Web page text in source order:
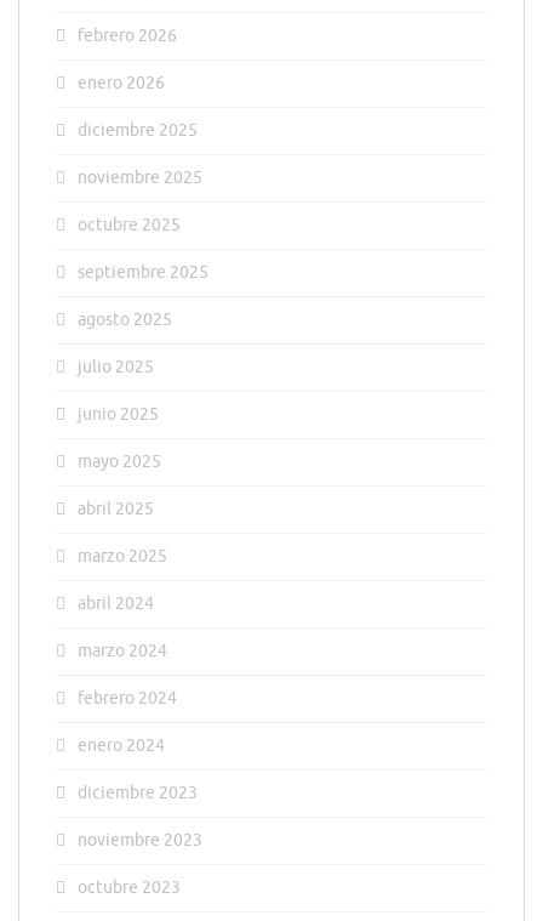
febrero 2026
enero 2026
diciembre 2025
noviembre 2025
octubre 2025
septiembre 2025
agosto 2025
julio 2025
junio 2025
mayo 2025
abril 2025
marzo 2025
abril 2024
marzo 2024
febrero 2024
enero 2024
diciembre 2023
noviembre 2023
octubre 2023